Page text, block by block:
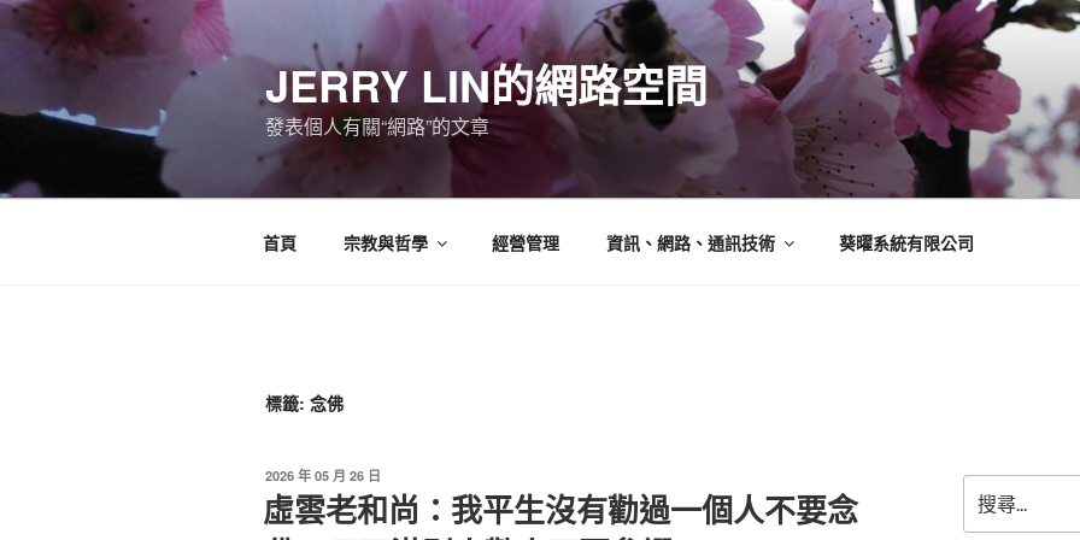
跳
JERRY LIN的網路空間
發表個人有關“網路”的文章
首頁 宗教與哲學 經營管理 資訊、網路、通訊技術 葵曜系統有限公司
標籤: 念佛
發
佈
於
2026 年 05 月 26 日
虛雲老和尚：我平生沒有勸過一個人不要念
尋